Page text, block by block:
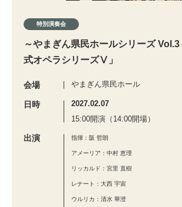
特別演奏会
～やまぎん県民ホールシリーズ
式オペラシリーズⅤ」
会場 やまぎん県民ホール
日時
2027.02.07
15:00開演（14:00開場）
出演 指揮：阪 哲朗
アメーリア：中村 恵理
リッカルド：宮里 直樹
レナート：大西 宇宙
ウルリカ：清水 華澄